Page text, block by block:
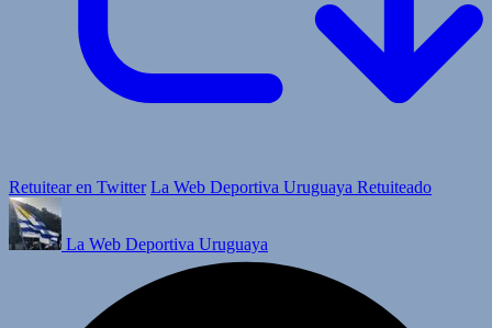
Retuitear en Twitter La Web Deportiva Uruguaya Retuiteado
La Web Deportiva Uruguaya